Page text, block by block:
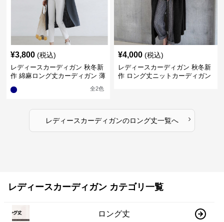
¥3,800 (税込)
レディースカーディガン 秋冬新
作 綿麻ロング丈カーディガン 薄
全2色
¥4,000 (税込)
レディースカーディガン 秋冬新
作 ロング丈ニットカーディガン
レディースカーディガンのロング丈一覧へ ›
レディースカーディガン カテゴリ一覧
ロング丈